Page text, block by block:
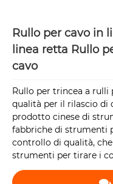
Rullo per cavo in
linea retta Rullo
cavo
Rullo per trincea a rulli
qualità per il rilascio di
prodotto cinese di
fabbriche di strumenti
controllo di qualità,
strumenti per tirare i